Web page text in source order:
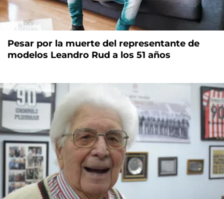
Pesar por la muerte del representante de
modelos Leandro Rud a los 51 años